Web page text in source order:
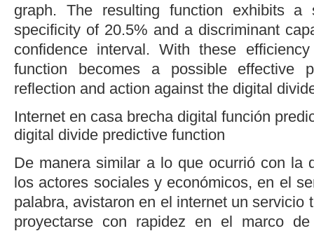
graph. The resulting function exhibits
specificity of 20.5% and a discriminant
confidence interval. With these
function becomes a possible effective
reflection and action against the digital
Internet en casa brecha digital función
digital divide predictive function
De manera similar a lo que ocurrió con la
los actores sociales y económicos, en el
palabra, avistaron en el internet un servicio
proyectarse con rapidez en el marco